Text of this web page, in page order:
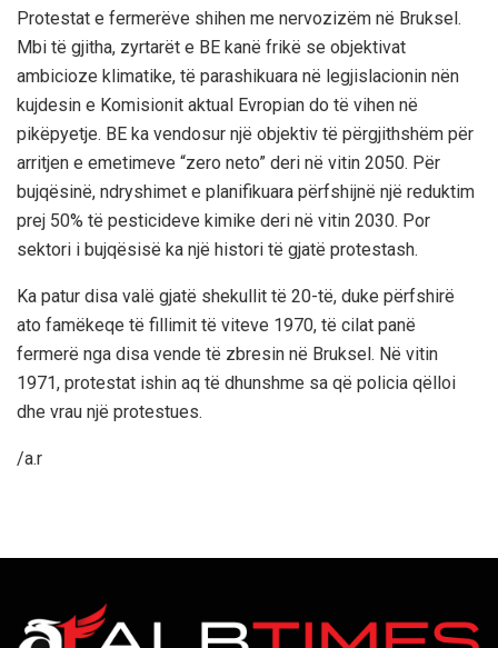
Protestat e fermerëve shihen me nervozizëm në Bruksel.
Mbi të gjitha, zyrtarët e BE kanë frikë se objektivat
ambicioze klimatike, të parashikuara në legjislacionin nën
kujdesin e Komisionit aktual Evropian do të vihen në
pikëpyetje. BE ka vendosur një objektiv të përgjithshëm për
arritjen e emetimeve “zero neto” deri në vitin 2050. Për
bujqësinë, ndryshimet e planifikuara përfshijnë një reduktim
prej 50% të pesticideve kimike deri në vitin 2030. Por
sektori i bujqësisë ka një histori të gjatë protestash.
Ka patur disa valë gjatë shekullit të 20-të, duke përfshirë
ato famëkeqe të fillimit të viteve 1970, të cilat panë
fermerë nga disa vende të zbresin në Bruksel. Në vitin
1971, protestat ishin aq të dhunshme sa që policia qëlloi
dhe vrau një protestues.
/a.r